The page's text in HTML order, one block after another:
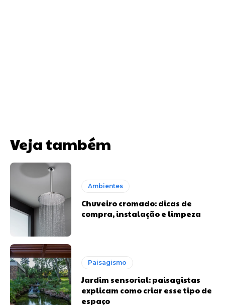
Veja também
Ambientes
Chuveiro cromado: dicas de
compra, instalação e limpeza
Paisagismo
Jardim sensorial: paisagistas
explicam como criar esse tipo de
espaço